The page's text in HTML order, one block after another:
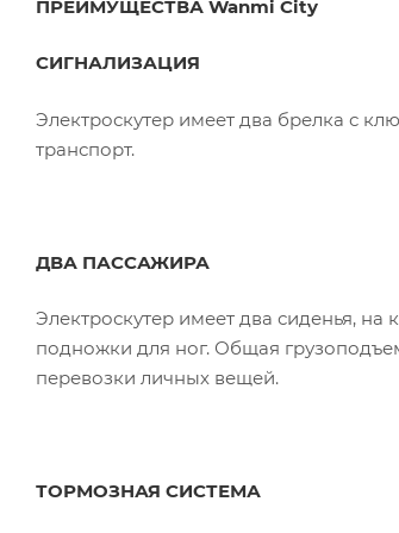
ПРЕИМУЩЕСТВА Wanmi City
СИГНАЛИЗАЦИЯ
Электроскутер имеет два брелка с
транспорт.
ДВА ПАССАЖИРА
Электроскутер имеет два сиденья,
подножки для ног. Общая
перевозки личных вещей.
ТОРМОЗНАЯ СИСТЕМА